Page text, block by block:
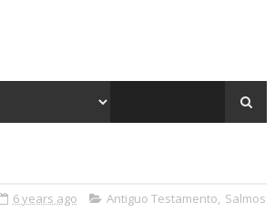
6 years ago Antiguo Testamento, Salmos